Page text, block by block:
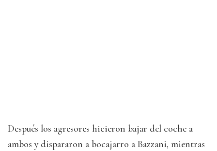
Después los agresores hicieron bajar del coche a
ambos y dispararon a bocajarro a Bazzani, mientras